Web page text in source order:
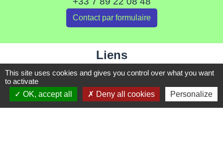
Contact par formulaire
Liens
Communauté de Commune de Haute Tarentaise
Service Public
Assemblée du Pays Tarentaise Vanoise
This site uses cookies and gives you control over what you want
to activate
OK, accept all
Deny all cookies Personalize